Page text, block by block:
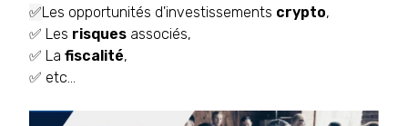
✅Les opportunités d'investissements crypto,
✅ Les risques associés,
✅ Lafiscalité,
✅ etc…